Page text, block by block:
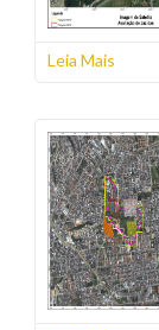
Leia Mais